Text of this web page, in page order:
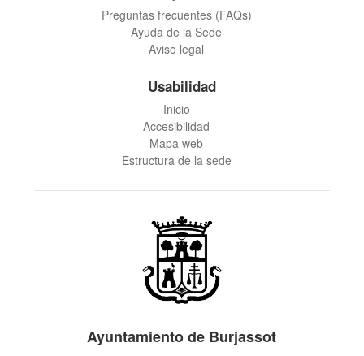
Preguntas frecuentes (FAQs)
Ayuda de la Sede
Aviso legal
Usabilidad
Inicio
Accesibilidad
Mapa web
Estructura de la sede
Ayuntamiento de Burjassot